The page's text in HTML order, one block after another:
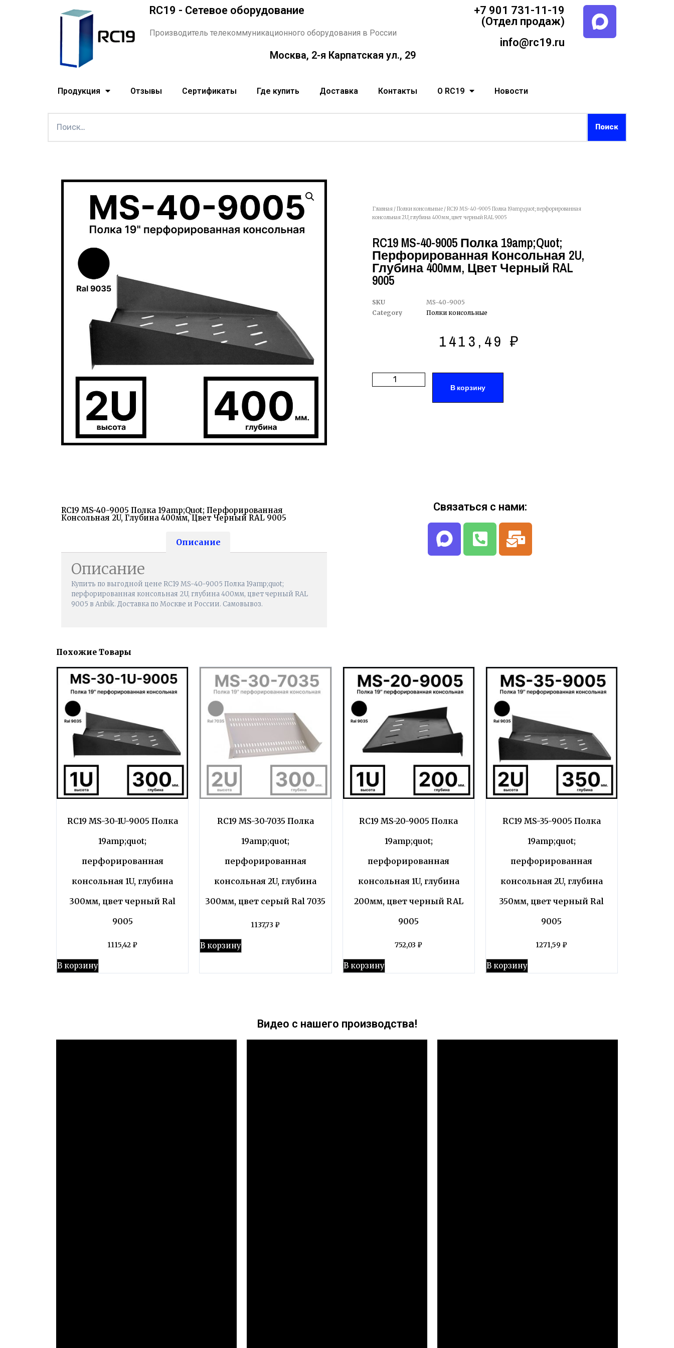
RC19 - Сетевое оборудование
Производитель телекоммуникационного оборудования в России
Москва, 2-я Карпатская ул., 29
+7 901 731-11-19
(Отдел продаж)
info@rc19.ru
Продукция Отзывы Сертификаты Где купить Доставка Контакты О RC19 Новости
Главная /Полки консольные / RC19 MS-40-9005 Полка 19amp;quot; перфорированная
консольная 2U, глубина 400мм, цвет черный RAL 9005
RC19 MS-40-9005 Полка 19amp;quot;
Перфорированная Консольная 2U,
Глубина 400мм, Цвет Черный RAL
9005
SKU
MS-40-9005
Category
Полки консольные
1413,49 ₽
В корзину
RC19 MS-40-9005 Полка 19amp;quot; Перфорированная
Консольная 2U, Глубина 400мм, Цвет Черный RAL 9005
Описание
Описание
Купить по выгодной цене RC19 MS-40-9005 Полка 19amp;quot;
перфорированная консольная 2U, глубина 400мм, цвет черный RAL
9005 в Anbik. Доставка по Москве и России. Самовывоз.
Связаться с нами:
Похожие Товары
RC19 MS-30-1U-9005 Полка
19amp;quot;
перфорированная
консольная 1U, глубина
300мм, цвет черный Ral
9005
1115,42 ₽
В корзину
RC19 MS-30-7035 Полка
19amp;quot;
перфорированная
консольная 2U, глубина
300мм, цвет серый Ral 7035
1137,73 ₽
В корзину
RC19 MS-20-9005 Полка
19amp;quot;
перфорированная
консольная 1U, глубина
200мм, цвет черный RAL
9005
752,03 ₽
В корзину
RC19 MS-35-9005 Полка
19amp;quot;
перфорированная
консольная 2U, глубина
350мм, цвет черный Ral
9005
1271,59 ₽
В корзину
Видео с нашего производства!